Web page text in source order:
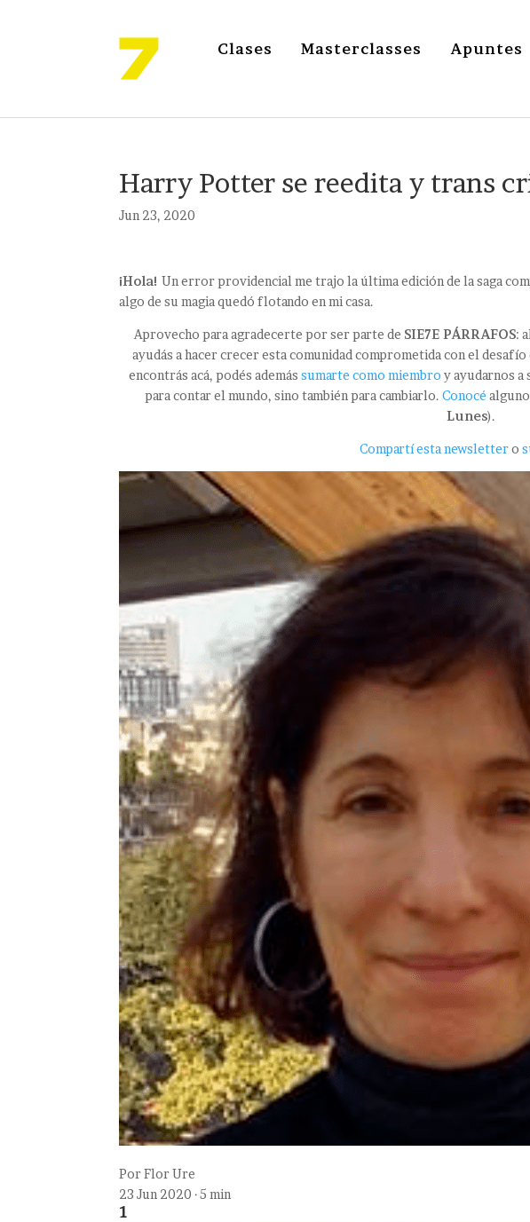
Clases Masterclasses Apuntes
Harry Potter se reedita y trans
Jun 23, 2020
¡Hola!Un error providencial me trajo la última edición de la saga
algo de su magia quedó flotando en mi casa.
Aprovecho para agradecerte por ser parte de SIE7E PÁRRAFOS:
ayudás a hacer crecer esta comunidad comprometida con el
encontrás acá, podés ademássumarte como miembro y ayudarnos
para contar el mundo, sino también para cambiarlo. Conocé
Lunes).
Compartí esta newslettero
PorFlor Ure
23 Jun 2020 · 5 min
1